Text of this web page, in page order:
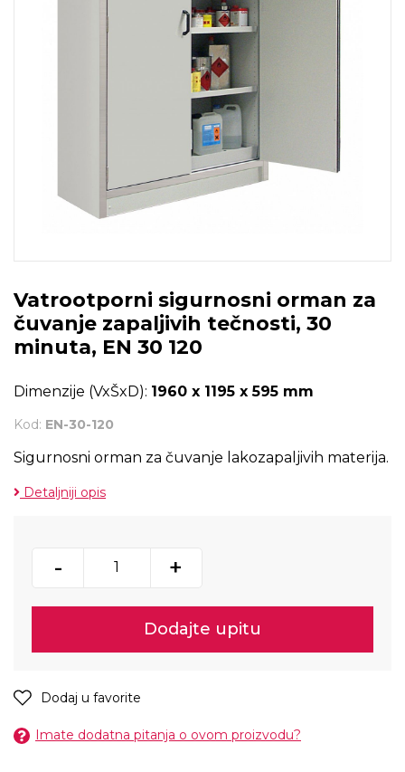
Vatrootporni sigurnosni orman za
čuvanje zapaljivih tečnosti, 30
minuta, EN 30 120
Dimenzije (VxŠxD): 1960 x 1195 x 595 mm
Kod: EN-30-120
Sigurnosni orman za čuvanje lakozapaljivih materija.
Detaljniji opis
- +
Dodajte upitu
Dodaj u favorite
Imate dodatna pitanja o ovom proizvodu?